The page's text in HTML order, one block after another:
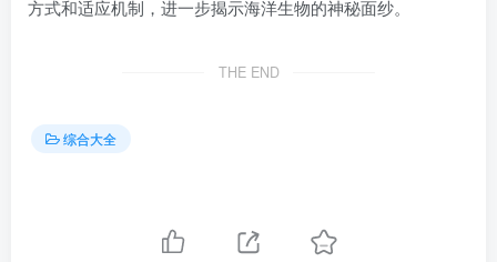
方式和适应机制，进一步揭示海洋生物的神秘面纱。
THE END
综合大全